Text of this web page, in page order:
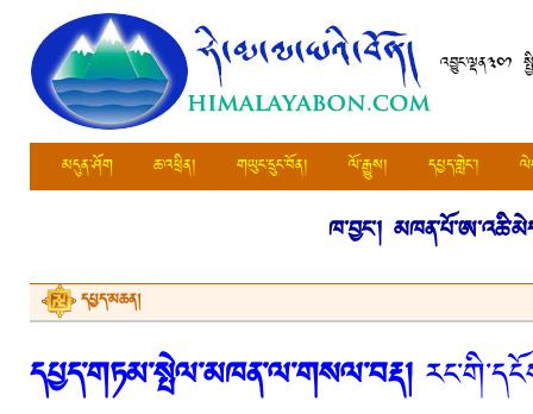
འབྱུང་ལྡན༣༠༡
མདུན་ཤོག ཆ་འཕྲིན། གཡུང་དྲུང་བོན། ལོ་རྒྱུས། དཔྱད་གླེང་།
ཁ་བྱང་།
དཔྱད་མཆན།
དཔྱད་གཏམ་སྤེལ་མཁན་ལ་གསལ་བརྡ།